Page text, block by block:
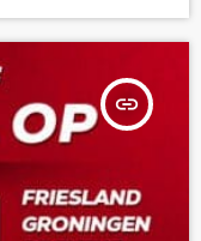
insert_link